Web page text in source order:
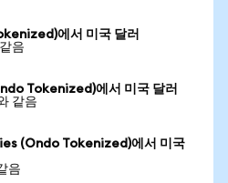
에서 미국 달러
음
Tokenized)에서 미국 달러
같음
(Ondo Tokenized)에서 미국
음